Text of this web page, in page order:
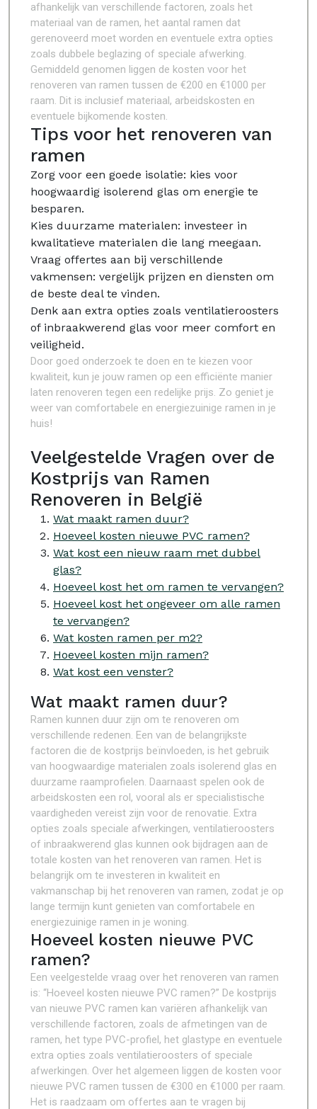
afhankelijk van verschillende factoren, zoals het
materiaal van de ramen, het aantal ramen dat
gerenoveerd moet worden en eventuele extra opties
zoals dubbele beglazing of speciale afwerking.
Gemiddeld genomen liggen de kosten voor het
renoveren van ramen tussen de €200 en €1000 per
raam. Dit is inclusief materiaal, arbeidskosten en
eventuele bijkomende kosten.
Tips voor het renoveren van
ramen
Zorg voor een goede isolatie: kies voor
hoogwaardig isolerend glas om energie te
besparen.
Kies duurzame materialen: investeer in
kwalitatieve materialen die lang meegaan.
Vraag offertes aan bij verschillende
vakmensen: vergelijk prijzen en diensten om
de beste deal te vinden.
Denk aan extra opties zoals ventilatieroosters
of inbraakwerend glas voor meer comfort en
veiligheid.
Door goed onderzoek te doen en te kiezen voor
kwaliteit, kun je jouw ramen op een efficiënte manier
laten renoveren tegen een redelijke prijs. Zo geniet je
weer van comfortabele en energiezuinige ramen in je
huis!
Veelgestelde Vragen over de
Kostprijs van Ramen
Renoveren in België
Wat maakt ramen duur?
Hoeveel kosten nieuwe PVC ramen?
Wat kost een nieuw raam met dubbel
glas?
Hoeveel kost het om ramen te vervangen?
Hoeveel kost het ongeveer om alle ramen
te vervangen?
Wat kosten ramen per m2?
Hoeveel kosten mijn ramen?
Wat kost een venster?
Wat maakt ramen duur?
Ramen kunnen duur zijn om te renoveren om
verschillende redenen. Een van de belangrijkste
factoren die de kostprijs beïnvloeden, is het gebruik
van hoogwaardige materialen zoals isolerend glas en
duurzame raamprofielen. Daarnaast spelen ook de
arbeidskosten een rol, vooral als er specialistische
vaardigheden vereist zijn voor de renovatie. Extra
opties zoals speciale afwerkingen, ventilatieroosters
of inbraakwerend glas kunnen ook bijdragen aan de
totale kosten van het renoveren van ramen. Het is
belangrijk om te investeren in kwaliteit en
vakmanschap bij het renoveren van ramen, zodat je op
lange termijn kunt genieten van comfortabele en
energiezuinige ramen in je woning.
Hoeveel kosten nieuwe PVC
ramen?
Een veelgestelde vraag over het renoveren van ramen
is: “Hoeveel kosten nieuwe PVC ramen?” De kostprijs
van nieuwe PVC ramen kan variëren afhankelijk van
verschillende factoren, zoals de afmetingen van de
ramen, het type PVC-profiel, het glastype en eventuele
extra opties zoals ventilatieroosters of speciale
afwerkingen. Over het algemeen liggen de kosten voor
nieuwe PVC ramen tussen de €300 en €1000 per raam.
Het is raadzaam om offertes aan te vragen bij